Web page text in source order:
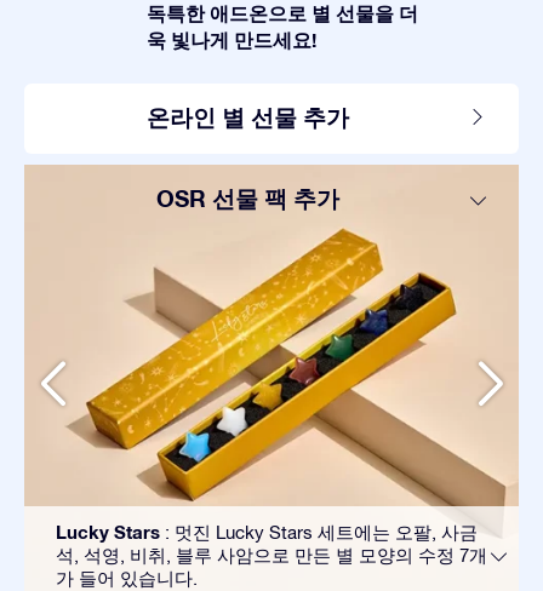
독특한 애드온으로 별 선물을 더
욱 빛나게 만드세요!
온라인 별 선물 추가
OSR 선물 팩 추가
Lucky Stars : 멋진 Lucky Stars 세트에는 오팔, 사금
석, 석영, 비취, 블루 사암으로 만든 별 모양의 수정 7개
가 들어 있습니다.